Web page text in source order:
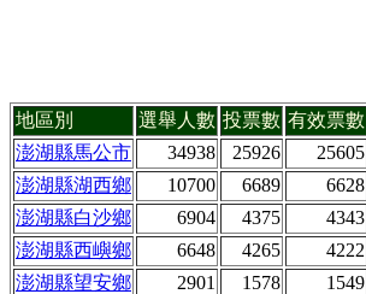
地區別 選舉人數 投票數 有效票數
澎湖縣馬公市
34938 25926 25605
澎湖縣湖西鄉
10700 6689 6628
澎湖縣白沙鄉
6904 4375 4343
澎湖縣西嶼鄉
6648 4265 4222
澎湖縣望安鄉
2901 1578 1549